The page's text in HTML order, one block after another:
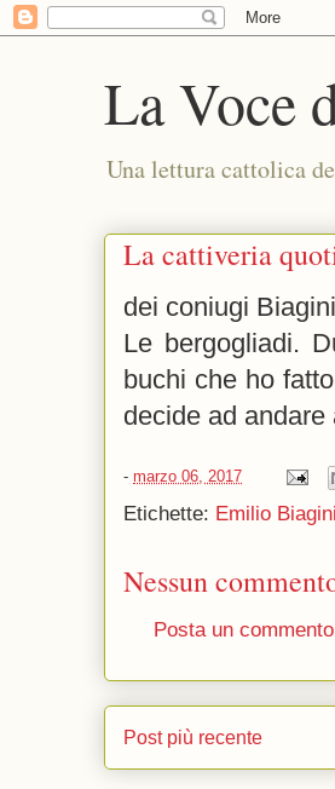
La Voce
Una lettura cattolica
La cattiveria
dei coniugi Biagini
Le bergogliadi.
buchi che ho
decide ad andare
- marzo 06, 2017
Etichette: Emilio Biagini
Nessun
Posta un commento
Post più recente